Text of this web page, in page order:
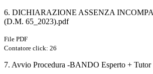
6. DICHIARAZIONE ASSENZA
(D.M. 65_2023).pdf
File PDF
Contatore click: 26
7. Avvio Procedura -BANDO Esperto +